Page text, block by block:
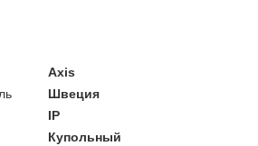
Axis
Швеция
IP
Купольный